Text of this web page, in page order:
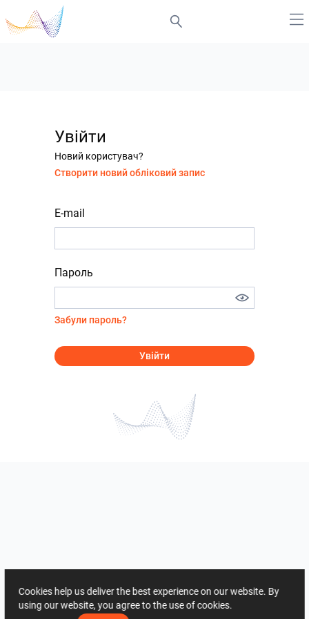
Увійти
Новий користувач?
Створити новий обліковий запис
E-mail
Пароль
Забули пароль?
Увійти
Cookies help us deliver the best experience on our website. By
using our website, you agree to the use of cookies.